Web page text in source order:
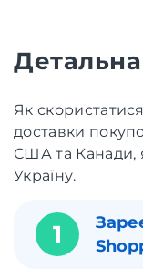
Детальна
Як
доставки
США та Канади,
Україну.
1